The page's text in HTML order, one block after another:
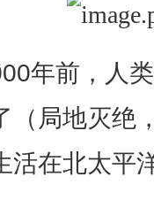
年前，人
（局地灭绝
活在北太平